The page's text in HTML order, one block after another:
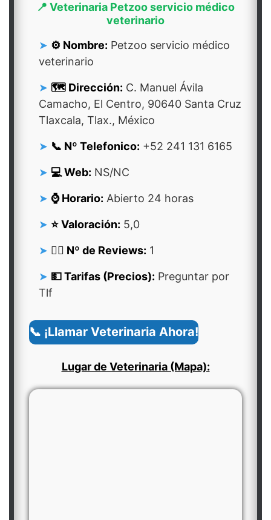
📍 Veterinaria Petzoo servicio médico
veterinario
⚙️ Nombre: Petzoo servicio médico
veterinario
🗺️ Dirección: C. Manuel Ávila
Camacho, El Centro, 90640 Santa Cruz
Tlaxcala, Tlax., México
📞 Nº Telefonico: +52 241 131 6165
💻 Web: NS/NC
⌚ Horario: Abierto 24 horas
⭐ Valoración: 5,0
👍🏻 Nº de Reviews: 1
💵 Tarifas (Precios): Preguntar por
Tlf
📞 ¡Llamar Veterinaria Ahora!
Lugar de Veterinaria (Mapa):